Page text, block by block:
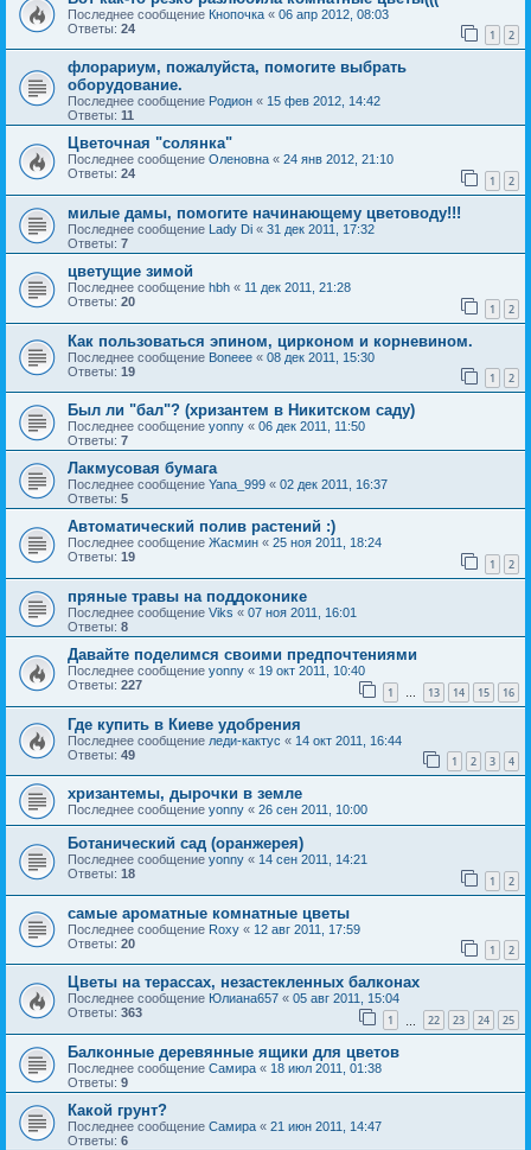
Последнее сообщение Кнопочка « 06 апр 2012, 08:03
Ответы: 24 1 2
флорариум, пожалуйста, помогите выбрать
оборудование.
Последнее сообщение Родион « 15 фев 2012, 14:42
Ответы: 11
Цветочная "солянка"
Последнее сообщение Оленовна « 24 янв 2012, 21:10
Ответы: 24 1 2
милые дамы, помогите начинающему цветоводу!!!
Последнее сообщение Lady Di « 31 дек 2011, 17:32
Ответы: 7
цветущие зимой
Последнее сообщение hbh « 11 дек 2011, 21:28
Ответы: 20 1 2
Как пользоваться эпином, цирконом и корневином.
Последнее сообщение Boneee « 08 дек 2011, 15:30
Ответы: 19 1 2
Был ли "бал"? (хризантем в Никитском саду)
Последнее сообщение yonny « 06 дек 2011, 11:50
Ответы: 7
Лакмусовая бумага
Последнее сообщение Yana_999 « 02 дек 2011, 16:37
Ответы: 5
Автоматический полив растений :)
Последнее сообщение Жасмин « 25 ноя 2011, 18:24
Ответы: 19 1 2
пряные травы на поддоконике
Последнее сообщение Viks « 07 ноя 2011, 16:01
Ответы: 8
Давайте поделимся своими предпочтениями
Последнее сообщение yonny « 19 окт 2011, 10:40
Ответы: 227 1 13 14 15 16
Где купить в Киеве удобрения
Последнее сообщение леди-кактус « 14 окт 2011, 16:44
Ответы: 49 1 2 3 4
хризантемы, дырочки в земле
Последнее сообщение yonny « 26 сен 2011, 10:00
Ботанический сад (оранжерея)
Последнее сообщение yonny « 14 сен 2011, 14:21
Ответы: 18 1 2
самые ароматные комнатные цветы
Последнее сообщение Roxy « 12 авг 2011, 17:59
Ответы: 20 1 2
Цветы на терассах, незастекленных балконах
Последнее сообщение Юлиана657 « 05 авг 2011, 15:04
Ответы: 363 1 22 23 24 25
Балконные деревянные ящики для цветов
Последнее сообщение Самира « 18 июл 2011, 01:38
Ответы: 9
Какой грунт?
Последнее сообщение Самира « 21 июн 2011, 14:47
Ответы: 6